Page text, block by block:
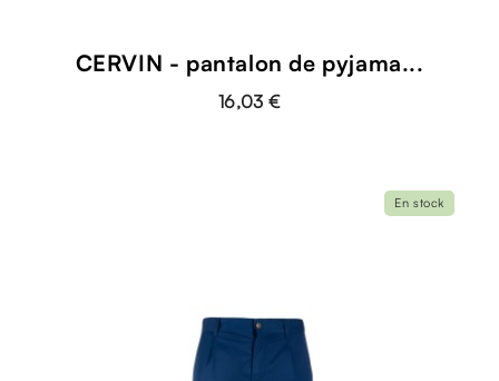
CERVIN - pantalon de pyjama...
16,03 €
En stock